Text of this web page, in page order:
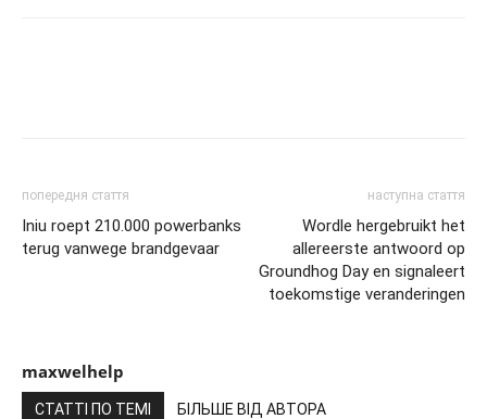
попередня стаття
Iniu roept 210.000 powerbanks
terug vanwege brandgevaar
наступна стаття
Wordle hergebruikt het
allereerste antwoord op
Groundhog Day en signaleert
toekomstige veranderingen
maxwelhelp
СТАТТІ ПО ТЕМІ БІЛЬШЕ ВІД АВТОРА